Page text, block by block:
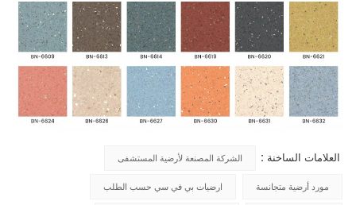
العلامات الساخنة : الشركة المصنعة لأرضية المستشفى
مورد أرضية متجانسة ارضيات بي في سي حسب الطلب